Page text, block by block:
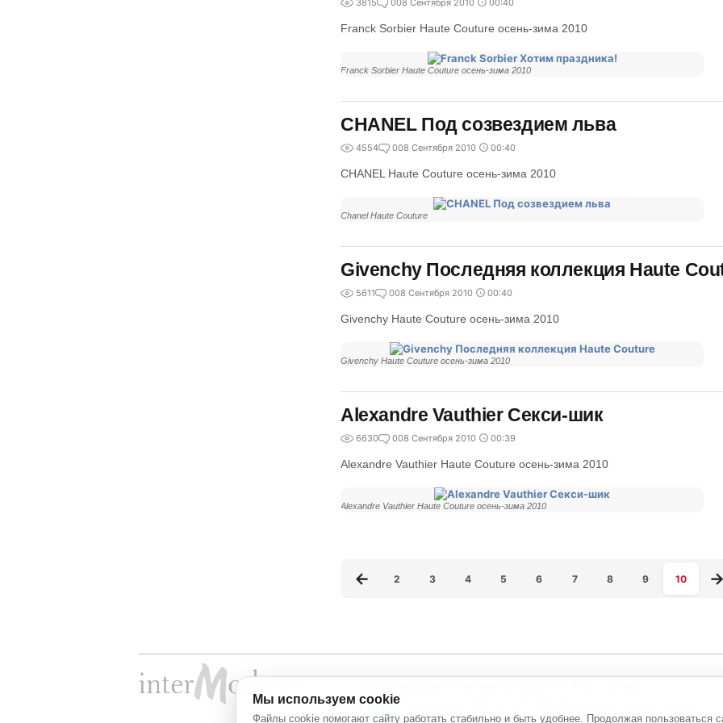
3815 008 Сентября 2010 00:40
Franck Sorbier Haute Couture осень-зима 2010
Franck Sorbier Haute Couture осень-зима 2010
CHANEL Под созвездием льва
4554 008 Сентября 2010 00:40
CHANEL Haute Couture осень-зима 2010
Chanel Haute Couture
Givenchy Последняя коллекция Haute
5611 008 Сентября 2010 00:40
Givenchy Haute Couture осень-зима 2010
Givenchy Haute Couture осень-зима 2010
Alexandre Vauthier Секси-шик
6630 008 Сентября 2010 00:39
Alexandre Vauthier Haute Couture осень-зима 2010
Alexandre Vauthier Haute Couture осень-зима 2010
2 3 4 5 6 7 8 9 10
с активной ссылкой на источник
Мы используем cookie
Файлы cookie помогают сайту работать стабильно и быть удобнее. Продолжая пользоваться